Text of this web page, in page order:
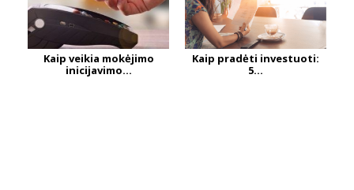
Kaip veikia mokėjimo
inicijavimo...
Kaip pradėti investuoti:
5...